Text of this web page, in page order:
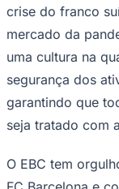
crise do franco
mercado da
uma cultura na
segurança dos
garantindo que
seja tratado com
O EBC tem